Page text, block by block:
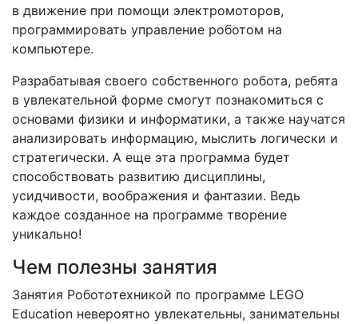
в движение при помощи электромоторов,
программировать управление роботом на
компьютере.
Разрабатывая своего собственного робота, ребята
в увлекательной форме смогут познакомиться с
основами физики и информатики, а также научатся
анализировать информацию, мыслить логически и
стратегически. А еще эта программа будет
способствовать развитию дисциплины,
усидчивости, воображения и фантазии. Ведь
каждое созданное на программе творение
уникально!
Чем полезны занятия
Занятия Робототехникой по программе LEGO
Education невероятно увлекательны, занимательны